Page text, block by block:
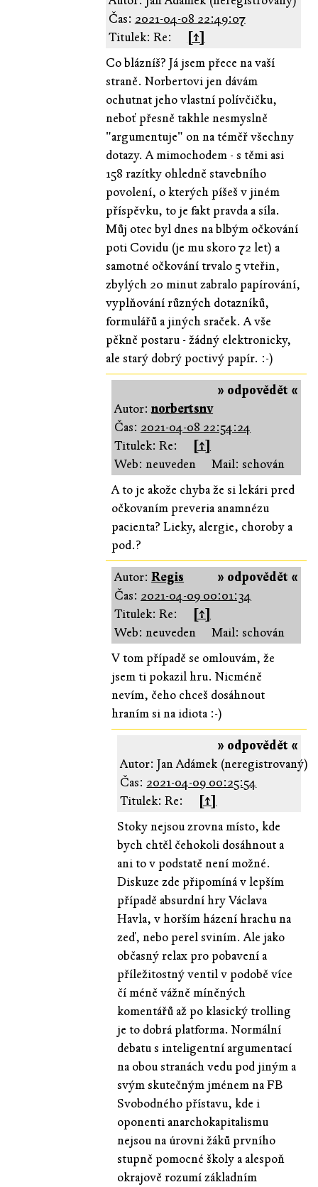
Čas: 2021-04-08 22:49:07
Titulek: Re:
[↑]
Co blázníš? Já jsem přece na vaší
straně. Norbertovi jen dávám
ochutnat jeho vlastní polívčičku,
neboť přesně takhle nesmyslně
"argumentuje" on na téměř všechny
dotazy. A mimochodem - s těmi asi
158 razítky ohledně stavebního
povolení, o kterých píšeš v jiném
příspěvku, to je fakt pravda a síla.
Můj otec byl dnes na blbým očkování
poti Covidu (je mu skoro 72 let) a
samotné očkování trvalo 5 vteřin,
zbylých 20 minut zabralo papírování,
vyplňování různých dotazníků,
formulářů a jiných sraček. A vše
pěkně postaru - žádný elektronicky,
ale starý dobrý poctivý papír. :-)
» odpovědět «
Autor:norbertsnv
Čas: 2021-04-08 22:54:24
Titulek: Re:
[↑]
Web: neuveden
Mail: schován
A to je akože chyba že si lekári pred
očkovaním preveria anamnézu
pacienta? Lieky, alergie, choroby a
pod.?
» odpovědět «
Autor:Regis
Čas: 2021-04-09 00:01:34
Titulek: Re:
[↑]
Web: neuveden
Mail: schován
V tom případě se omlouvám, že
jsem ti pokazil hru. Nicméně
nevím, čeho chceš dosáhnout
hraním si na idiota :-)
» odpovědět «
Autor: Jan Adámek (neregistrovaný)
Čas: 2021-04-09 00:25:54
Titulek: Re:
[↑]
Stoky nejsou zrovna místo, kde
bych chtěl čehokoli dosáhnout a
ani to v podstatě není možné.
Diskuze zde připomíná v lepším
případě absurdní hry Václava
Havla, v horším házení hrachu na
zeď, nebo perel sviním. Ale jako
občasný relax pro pobavení a
příležitostný ventil v podobě více
čí méně vážně míněných
komentářů až po klasický trolling
je to dobrá platforma. Normální
debatu s inteligentní argumentací
na obou stranách vedu pod jiným a
svým skutečným jménem na FB
Svobodného přístavu, kde i
oponenti anarchokapitalismu
nejsou na úrovni žáků prvního
stupně pomocné školy a alespoň
okrajově rozumí základním